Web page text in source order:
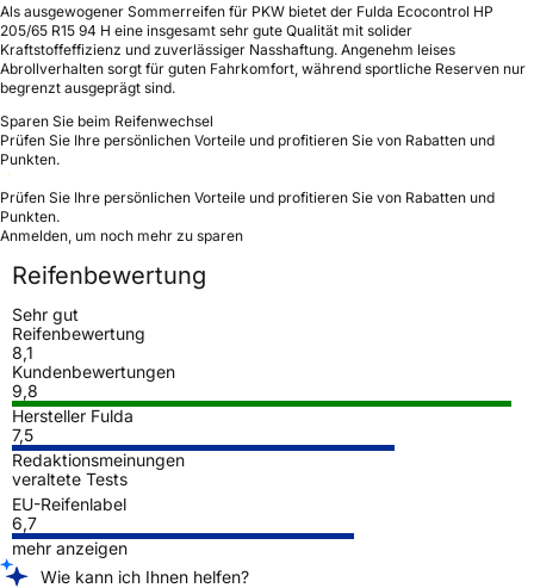
Als ausgewogener Sommerreifen für PKW bietet der Fulda Ecocontrol HP
205/65 R15 94 H eine insgesamt sehr gute Qualität mit solider
Kraftstoffeffizienz und zuverlässiger Nasshaftung. Angenehm leises
Abrollverhalten sorgt für guten Fahrkomfort, während sportliche Reserven nur
begrenzt ausgeprägt sind.
Sparen Sie beim Reifenwechsel
Prüfen Sie Ihre persönlichen Vorteile und profitieren Sie von Rabatten und
Punkten.
Prüfen Sie Ihre persönlichen Vorteile und profitieren Sie von Rabatten und
Punkten.
Anmelden, um noch mehr zu sparen
Reifenbewertung
Sehr gut
Reifenbewertung
8,1
Kundenbewertungen
9,8
Hersteller Fulda
7,5
Redaktionsmeinungen
veraltete Tests
EU-Reifenlabel
6,7
mehr anzeigen
Wie kann ich Ihnen helfen?